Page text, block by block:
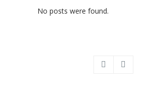
No posts were found.